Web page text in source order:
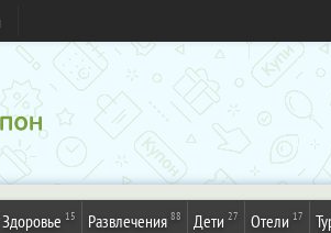
Здоровье 15 Развлечения 88 Дети 27 Отели 17